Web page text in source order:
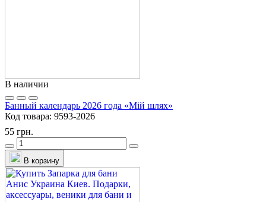
В наличии
Банный календарь 2026 года «Мій шлях»
Код товара: 9593-2026
55 грн.
В корзину